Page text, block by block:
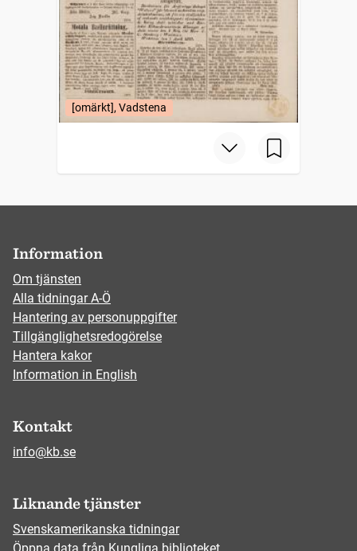
[omärkt], Vadstena
Information
Om tjänsten
Alla tidningar A-Ö
Hantering av personuppgifter
Tillgänglighetsredogörelse
Hantera kakor
Information in English
Kontakt
info@kb.se
Liknande tjänster
Svenskamerikanska tidningar